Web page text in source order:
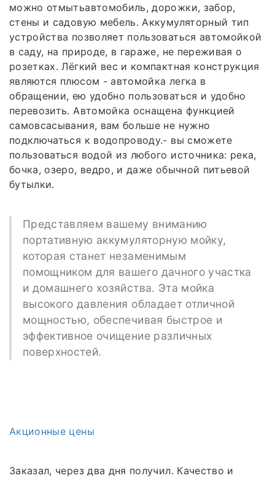
можно отмытьавтомобиль, дорожки, забор,
стены и садовую мебель. Аккумуляторный тип
устройства позволяет пользоваться автомойкой
в саду, на природе, в гараже, не переживая о
розетках. Лёгкий вес и компактная конструкция
являются плюсом - автомойка легка в
обращении, ею удобно пользоваться и удобно
перевозить. Автомойка оснащена функцией
самовсасывания, вам больше не нужно
подключаться к водопроводу.- вы сможете
пользоваться водой из любого источника: река,
бочка, озеро, ведро, и даже обычной питьевой
бутылки.
Представляем вашему вниманию
портативную аккумуляторную мойку,
которая станет незаменимым
помощником для вашего дачного участка
и домашнего хозяйства. Эта мойка
высокого давления обладает отличной
мощностью, обеспечивая быстрое и
эффективное очищение различных
поверхностей.
Акционные цены
Заказал, через два дня получил. Качество и